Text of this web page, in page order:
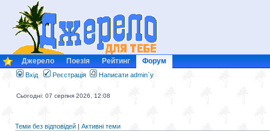
Джерело Поезія Рейтинг Форум
Вхід Реєстрація Написати admin`у
Сьогодні: 07 серпня 2026, 12:08
Теми без відповідей | Активні теми